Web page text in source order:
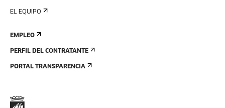
EL EQUIPO
EMPLEO
PERFIL DEL CONTRATANTE
PORTAL TRANSPARENCIA